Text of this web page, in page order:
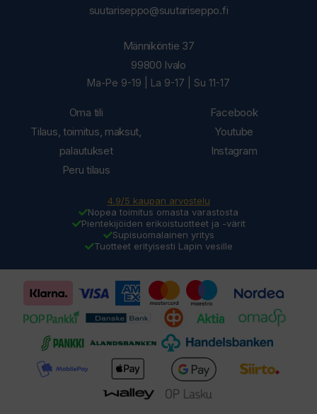
suutariseppo@suutariseppo.fi
Oma tili
Tilaus, toimitus, maksut,
palautukset
Peru tilaus
Männiköntie 37
99800 Ivalo
Ma-Pe 9-19 | La 9-17 | Su 11-17
Facebook
Youtube
Instagram
4.9/5 kaupan arvostelu
Nopea toimitus omasta varastosta
Pientekijöiden erikoistuotteet ja -värit
Supisuomalainen yritys
Tuotteet erityisesti Lapin vesille